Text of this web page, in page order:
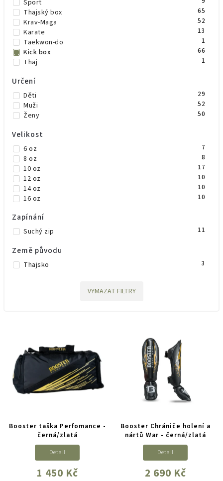
Sport
Thajský box 65
Krav-Maga 52
Karate 13
Taekwon-do 1
Kick box 66
Thaj 1
Určení
Děti 29
Muži 52
Ženy 50
Velikost
6 oz 7
8 oz 8
10 oz 17
12 oz 10
14 oz 10
16 oz 10
Zapínání
Suchý zip 11
Země původu
Thajsko 3
VYMAZAT FILTRY
Booster taška Perfomance -
černá/zlatá
1 450 Kč
Detail
Booster Chrániče holení a
nártů War - černá/zlatá
2 690 Kč
Detail